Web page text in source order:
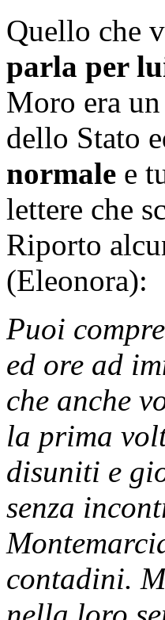
Quello che
parla per
Moro era
dello Stato
normale e
lettere che
Riporto
(Eleonora):
Puoi
ed ore ad
che anche
la prima
disuniti e
senza
contadini.